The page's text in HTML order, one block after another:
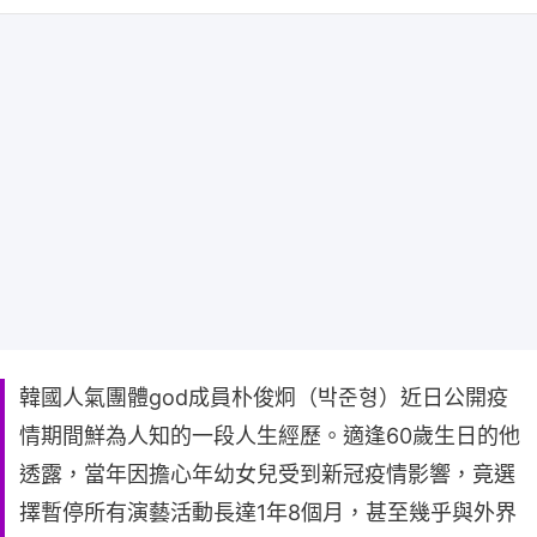
韓國人氣團體god成員朴俊炯（박준형）近日公開疫
情期間鮮為人知的一段人生經歷。適逢60歲生日的他
透露，當年因擔心年幼女兒受到新冠疫情影響，竟選
擇暫停所有演藝活動長達1年8個月，甚至幾乎與外界